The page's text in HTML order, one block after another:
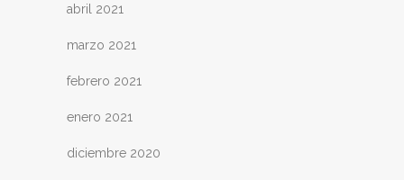
abril 2021
marzo 2021
febrero 2021
enero 2021
diciembre 2020